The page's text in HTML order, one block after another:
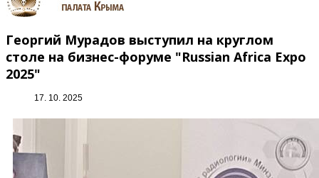
Георгий Мурадов выступил на круглом
столе на бизнес-форуме "Russian Africa Expo
2025"
17. 10. 2025